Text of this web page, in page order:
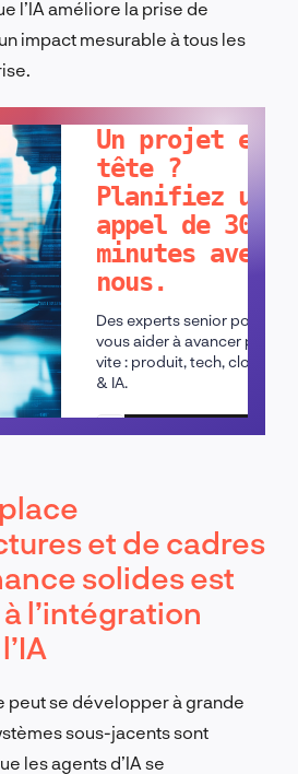
l’IA améliore la prise de
impact mesurable à tous les
Un projet en
tête ?
Planifiez un
appel de 30
minutes avec
nous.
Des experts senior pour
vous aider à avancer plus
vite : produit, tech, cloud
& IA.
Planifier un appel
et de cadres
solides est
l’intégration
peut se développer à grande
sous-jacents sont
les agents d’IA se